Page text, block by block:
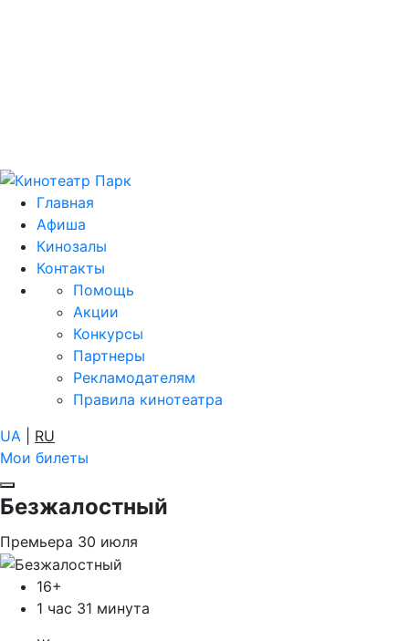
Главная
Афиша
Кинозалы
Контакты
Помощь
Акции
Конкурсы
Партнеры
Рекламодателям
Правила кинотеатра
UA
RU
Мои билеты
Безжалостный
Премьера 30 июля
16+
1 час 31 минута